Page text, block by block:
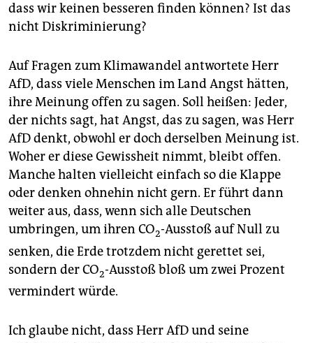
dass wir keinen besseren finden können? Ist das
nicht Diskriminierung?
Auf Fragen zum Klimawandel antwortete Herr
AfD, dass viele Menschen im Land Angst hätten,
ihre Meinung offen zu sagen. Soll heißen: Jeder,
der nichts sagt, hat Angst, das zu sagen, was Herr
AfD denkt, obwohl er doch derselben Meinung ist.
Woher er diese Gewissheit nimmt, bleibt offen.
Manche halten vielleicht einfach so die Klappe
oder denken ohnehin nicht gern. Er führt dann
weiter aus, dass, wenn sich alle Deutschen
umbringen, um ihren CO2-Ausstoß auf Null zu
senken, die Erde trotzdem nicht gerettet sei,
sondern der CO2-Ausstoß bloß um zwei Prozent
vermindert würde.
Ich glaube nicht, dass Herr AfD und seine